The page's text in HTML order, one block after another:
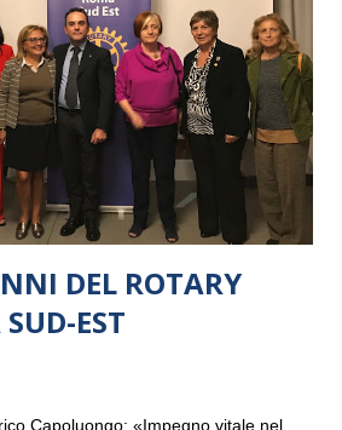
DEL ROTARY
EST
Capoluongo: «Impegno vitale nel